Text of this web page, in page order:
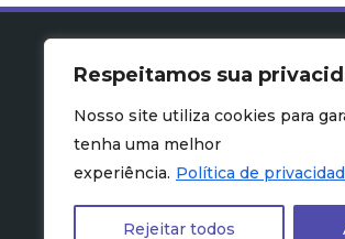
Respeitamos sua
Nosso site utiliza cookies para
tenha uma melhor
experiência. Política de
Rejeitar todos